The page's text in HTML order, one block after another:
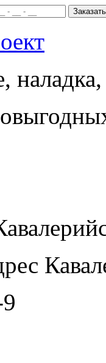
наладка,